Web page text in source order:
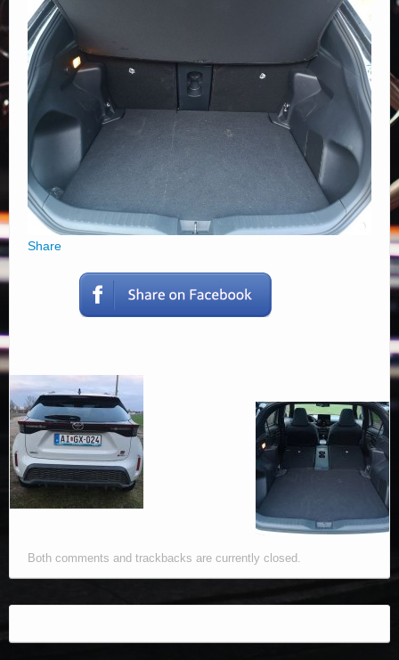
Elérhetőségek
Share
Both comments and trackbacks are currently closed.